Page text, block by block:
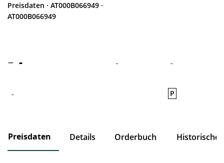
Preisdaten · AT000B066949 ·
AT000B066949
- - -
- P
Preisdaten Details Orderbuch Historische